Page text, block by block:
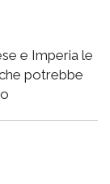
e Imperia le
potrebbe